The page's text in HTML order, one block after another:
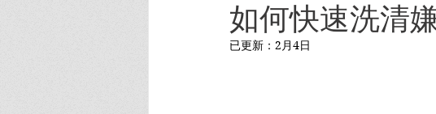
如何快速洗清
已更新： 2月4日